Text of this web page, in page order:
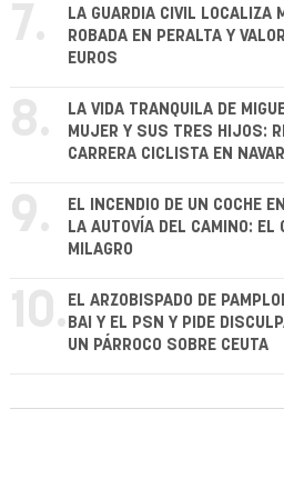
7.
LA GUARDIA CIVIL LOCALIZA
ROBADA EN PERALTA Y
EUROS
8.
LA VIDA TRANQUILA DE
MUJER Y SUS TRES HIJOS:
CARRERA CICLISTA EN
9.
EL INCENDIO DE UN COCHE
LA AUTOVÍA DEL CAMINO: EL
MILAGRO
10. EL ARZOBISPADO DE
BAI Y EL PSN Y PIDE
UN PÁRROCO SOBRE CEUTA